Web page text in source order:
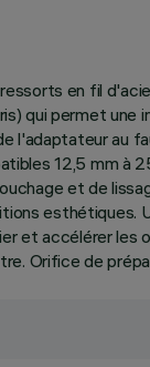
en fil
qui permet une
l'adaptateur au
12,5 mm à
et de
esthétiques.
et accélérer les
Orifice de